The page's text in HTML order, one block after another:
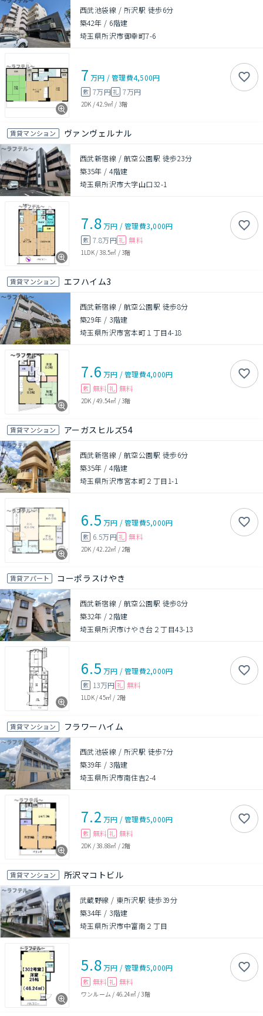
西武池袋線 / 所沢駅 徒歩6分
築42年 / 6階建
埼玉県所沢市御幸町7-6
7 万円 /管理費4,500円
敷 7万円礼 7万円
2DK /42.9㎡ / 3階
賃貸マンション ヴァンヴェルナル
西武新宿線 / 航空公園駅 徒歩23分
築35年 /4階建
埼玉県所沢市大字山口32-1
7.8万円 /管理費3,000円
敷 7.8万円 礼 無料
1LDK/38.5㎡ /3階
賃貸マンション エフハイム3
西武新宿線 / 航空公園駅 徒歩8分
築29年 / 3階建
埼玉県所沢市宮本町１丁目4-18
7.6 万円 /管理費4,000円
敷 無料 礼 無料
2DK /49.54㎡ /3階
賃貸マンション アーガスヒルズ54
西武新宿線 / 航空公園駅 徒歩6分
築35年 /4階建
埼玉県所沢市宮本町２丁目1-1
6.5 万円 /管理費5,000円
敷 6.5万円 礼 無料
2DK /42.22㎡ / 2階
賃貸アパート コーポラスけやき
西武新宿線 / 航空公園駅 徒歩8分
築32年 /2階建
埼玉県所沢市けやき台２丁目43-13
6.5 万円 /管理費2,000円
敷 13万円 礼 無料
1LDK/45㎡ / 2階
賃貸マンション フラワーハイム
西武池袋線 / 所沢駅 徒歩7分
築39年 / 3階建
埼玉県所沢市南住吉2-4
7.2 万円 /管理費5,000円
敷 無料 礼 無料
2DK /38.88㎡ / 2階
賃貸マンション 所沢マコトビル
武蔵野線 / 東所沢駅 徒歩39分
築34年 / 3階建
埼玉県所沢市中富南２丁目
5.8万円 /管理費5,000円
敷 無料 礼 無料
ワンルーム / 46.24㎡/3階